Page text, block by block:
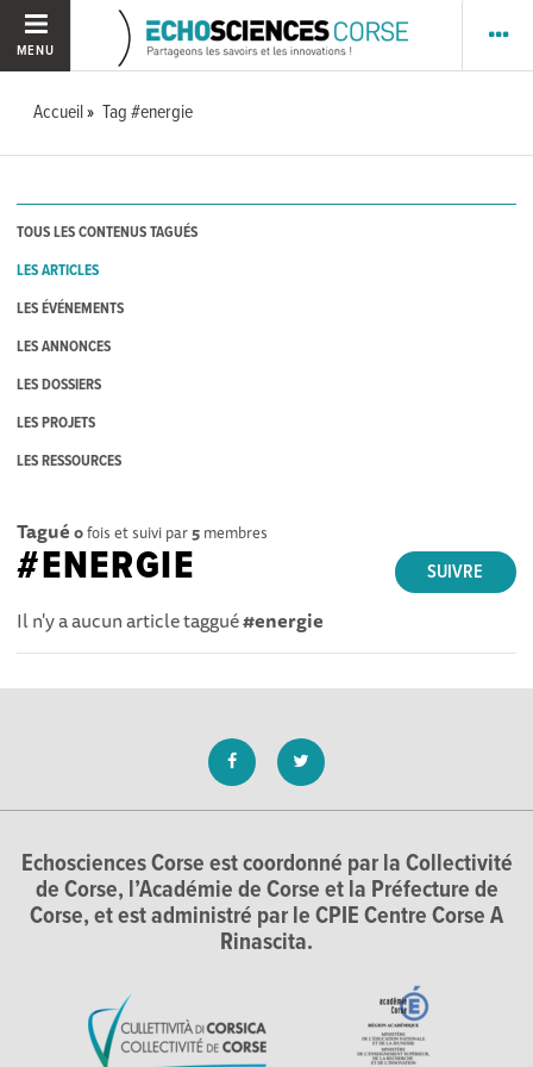
MENU
Accueil Tag #energie
TOUS LES CONTENUS TAGUÉS
LES ARTICLES
LES ÉVÉNEMENTS
LES ANNONCES
LES DOSSIERS
LES PROJETS
LES RESSOURCES
Tagué 0fois et suivi par 5 membres
SUIVRE
#ENERGIE
Il n'y a aucun article taggué#energie
Echosciences Corse est coordonné par la Collectivité
de Corse, l’Académie de Corse et la Préfecture de
Corse, et est administré par le CPIE Centre Corse A
Rinascita.